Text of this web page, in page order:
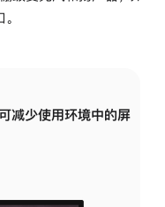
减少使用环境中的屏